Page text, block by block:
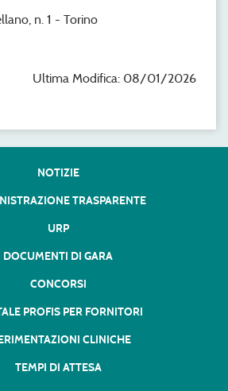
n. 1 - Torino
Ultima Modifica: 08/01/2026
NOTIZIE
TRASPARENTE
URP
DOCUMENTI DI GARA
CONCORSI
PROFIS PER FORNITORI
CLINICHE
TEMPI DI ATTESA